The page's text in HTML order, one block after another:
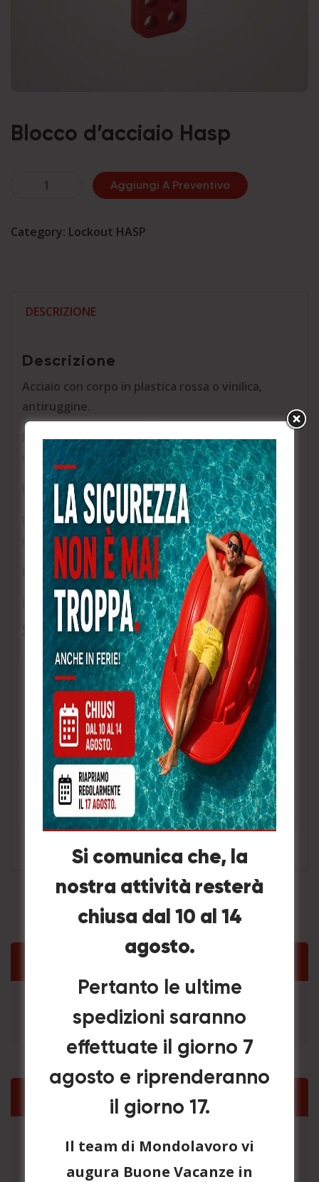
Blocco d’acciaio Hasp
Blocco
quantità
Aggiungi A Preventivo
Category: Lockout HASP
DESCRIZIONE
Descrizione
Acciaio con corpo in plastica rossa o vinilica,
antiruggine.
Permettere l’uso di più lucchetti quando si isola
una fonte di energia
Fori di bloccaggio: diametro 3/8 “(9,5 mm)
Dimensione della mascella: 1 “(25 mm) e 1,5” (38
Disponibile con rivestimento in plastica o vinile
I colori possono essere personalizzati.
Specifica:
Numero
di parte
Descrizione
SH01 Vite di blocco Jaw Size 1 “(25mm)
SH02
Vite di blocco Jaw Size 1.5
“(38mm)
Categorie Prodotto
Lockout HASP
Lista Preventivo
Nessun prodotto nel carrello.
Si comunica che, la
nostra attività resterà
chiusa dal 10 al 14
agosto.
Pertanto le ultime
spedizioni saranno
effettuate il giorno 7
agosto e riprenderanno
il giorno 17.
Il team di Mondolavoro vi
augura Buone Vacanze in